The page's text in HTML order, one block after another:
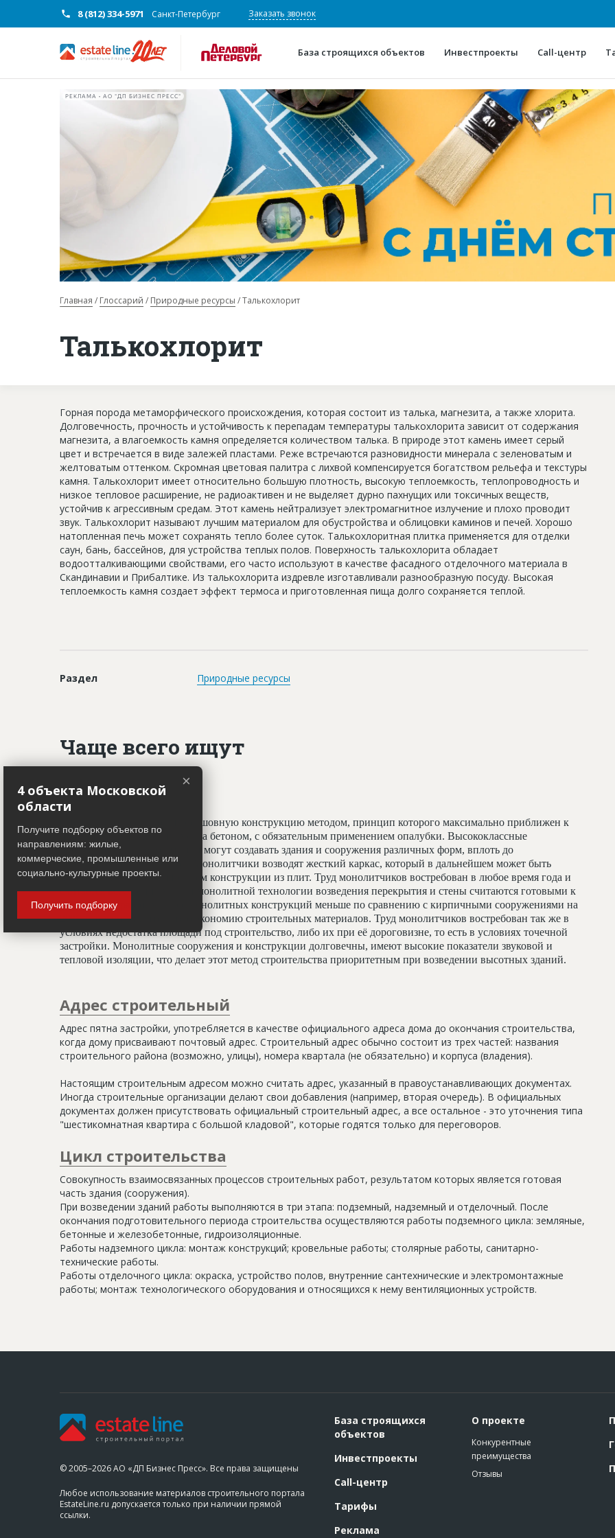
8 (812) 334-5971 Санкт-Петербург Заказать звонок
База строящихся объектов Инвестпроекты Call-центр
О проекте
Конкурентные
Горячие
Глоссарий
РЕКЛАМА • АО "ДП БИЗНЕС ПРЕСС"
Главная Глоссарий Природные ресурсы Талькохлорит
Талькохлорит
Горная порода метаморфического происхождения, которая состоит из талька, магнезита, а также хлорита.
Долговечность, прочность и устойчивость к перепадам температуры талькохлорита зависит от содержания
магнезита, а влагоемкость камня определяется количеством талька. В природе этот камень имеет серый
цвет и встречается в виде залежей пластами. Реже встречаются разновидности минерала с зеленоватым и
желтоватым оттенком. Скромная цветовая палитра с лихвой компенсируется богатством рельефа и текстуры
камня. Талькохлорит имеет относительно большую плотность, высокую теплоемкость, теплопроводность и
низкое тепловое расширение, не радиоактивен и не выделяет дурно пахнущих или токсичных веществ,
устойчив к агрессивным средам. Этот камень нейтрализует электромагнитное излучение и плохо проводит
звук. Талькохлорит называют лучшим материалом для обустройства и облицовки каминов и печей. Хорошо
натопленная печь может сохранять тепло более суток. Талькохлоритная плитка применяется для отделки
саун, бань, бассейнов, для устройства теплых полов. Поверхность талькохлорита обладает
водоотталкивающими свойствами, его часто используют в качестве фасадного отделочного материала в
Скандинавии и Прибалтике. Из талькохлорита издревле изготавливали разнообразную посуду. Высокая
теплоемкость камня создает эффект термоса и приготовленная пища долго сохраняется теплой.
Раздел Природные ресурсы
Чаще всего ищут
Монолитчики
Специалисты, создающие бесшовную конструкцию методом, принцип которого максимально приближен к
принципу заливки фундамента бетоном, с обязательным применением опалубки. Высококлассные
профессионалы-монолитчики могут создавать здания и сооружения различных форм, вплоть до
криволинейных элементов. Монолитчики возводят жесткий каркас, который в дальнейшем может быть
использован гораздо шире, чем конструкции из плит. Труд монолитчиков востребован в любое время года и
считается всесезонным. При монолитной технологии возведения перекрытия и стены считаются готовыми к
отделочным работам, а вес монолитных конструкций меньше по сравнению с кирпичными сооружениями на
20%, что даёт значительную экономию строительных материалов. Труд монолитчиков востребован так же в
условиях недостатка площади под строительство, либо их при её дороговизне, то есть в условиях точечной
застройки. Монолитные сооружения и конструкции долговечны, имеют высокие показатели звуковой и
тепловой изоляции, что делает этот метод строительства приоритетным при возведении высотных зданий.
Адрес строительный
Адрес пятна застройки, употребляется в качестве официального адреса дома до окончания строительства,
когда дому присваивают почтовый адрес. Строительный адрес обычно состоит из трех частей: названия
строительного района (возможно, улицы), номера квартала (не обязательно) и корпуса (владения).
Настоящим строительным адресом можно считать адрес, указанный в правоустанавливающих документах.
Иногда строительные организации делают свои добавления (например, вторая очередь). В официальных
документах должен присутствовать официальный строительный адрес, а все остальное - это уточнения типа
"шестикомнатная квартира с большой кладовой", которые годятся только для переговоров.
Цикл строительства
Совокупность взаимосвязанных процессов строительных работ, результатом которых является готовая
часть здания (сооружения).
При возведении зданий работы выполняются в три этапа: подземный, надземный и отделочный. После
окончания подготовительного периода строительства осуществляются работы подземного цикла: земляные,
бетонные и железобетонные, гидроизоляционные.
Работы надземного цикла: монтаж конструкций; кровельные работы; столярные работы, санитарно-
технические работы.
Работы отделочного цикла: окраска, устройство полов, внутренние сантехнические и электромонтажные
работы; монтаж технологического оборудования и относящихся к нему вентиляционных устройств.
© 2005–2026 АО «ДП Бизнес Пресс». Все права защищены
Любое использование материалов строительного портала
EstateLine.ru допускается только при наличии прямой
ссылки.
База строящихся
объектов
Инвестпроекты
Call-центр
Тарифы
Реклама
О проекте
Конкурентные
преимущества
Отзывы
×
4 объекта Московской
области
Получите подборку объектов по
направлениям: жилые,
коммерческие, промышленные или
социально-культурные проекты.
Получить подборку